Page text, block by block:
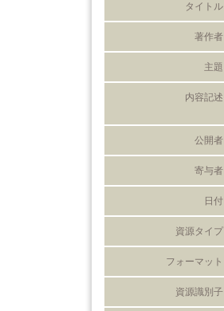
タイトル
著作者
主題
内容記述
公開者
寄与者
日付
資源タイプ
フォーマット
資源識別子